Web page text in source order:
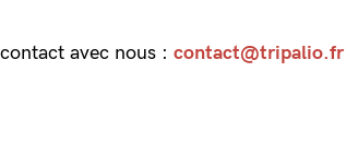
avec nous : contact@tripalio.fr